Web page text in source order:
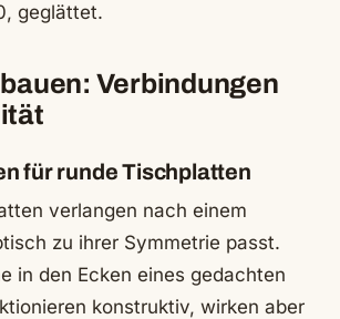
geglättet.
Verbindungen
für runde Tischplatten
verlangen nach einem
zu ihrer Symmetrie passt.
in den Ecken eines gedachten
konstruktiv, wirken aber